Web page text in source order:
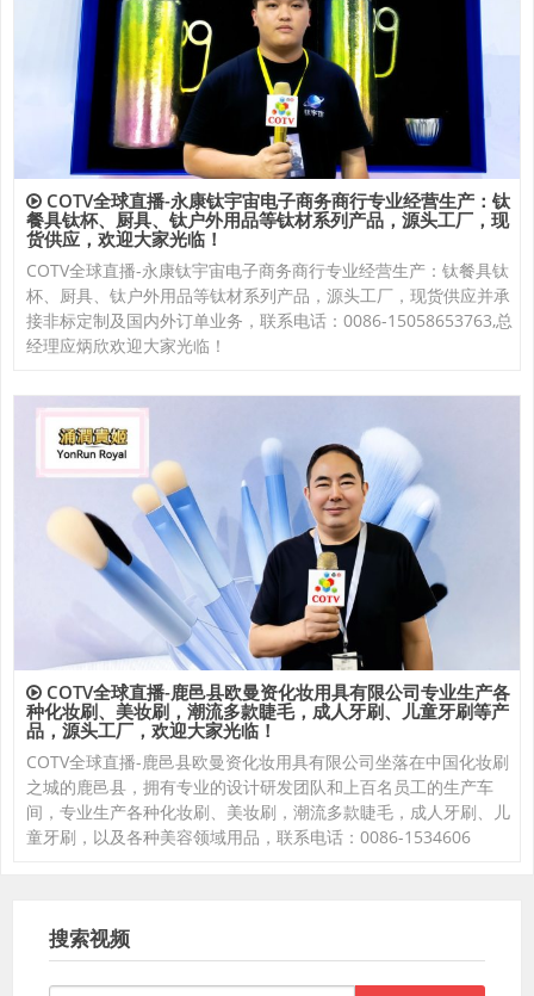
COTV全球直播-永康钛宇宙电子商务商行专业经营生产：钛
餐具钛杯、厨具、钛户外用品等钛材系列产品，源头工厂，现
货供应，欢迎大家光临！
COTV全球直播-永康钛宇宙电子商务商行专业经营生产：钛餐具钛
杯、厨具、钛户外用品等钛材系列产品，源头工厂，现货供应并承
接非标定制及国内外订单业务，联系电话：0086-15058653763,总
经理应炳欣欢迎大家光临！
COTV全球直播-鹿邑县欧曼资化妆用具有限公司专业生产各
种化妆刷、美妆刷，潮流多款睫毛，成人牙刷、儿童牙刷等产
品，源头工厂，欢迎大家光临！
COTV全球直播-鹿邑县欧曼资化妆用具有限公司坐落在中国化妆刷
之城的鹿邑县，拥有专业的设计研发团队和上百名员工的生产车
间，专业生产各种化妆刷、美妆刷，潮流多款睫毛，成人牙刷、儿
童牙刷，以及各种美容领域用品，联系电话：0086-1534606
搜索视频